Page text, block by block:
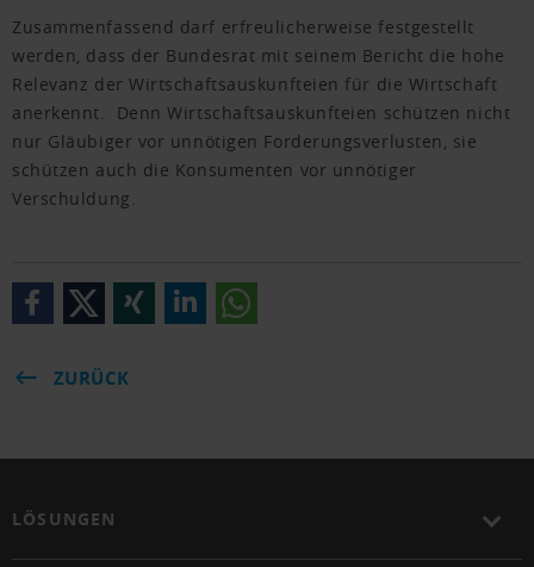
Zusammenfassend darf erfreulicherweise festgestellt
werden, dass der Bundesrat mit seinem Bericht die hohe
Relevanz der Wirtschaftsauskunfteien für die Wirtschaft
anerkennt. Denn Wirtschaftsauskunfteien schützen nicht
nur Gläubiger vor unnötigen Forderungsverlusten, sie
schützen auch die Konsumenten vor unnötiger
Verschuldung.
ZURÜCK
LÖSUNGEN